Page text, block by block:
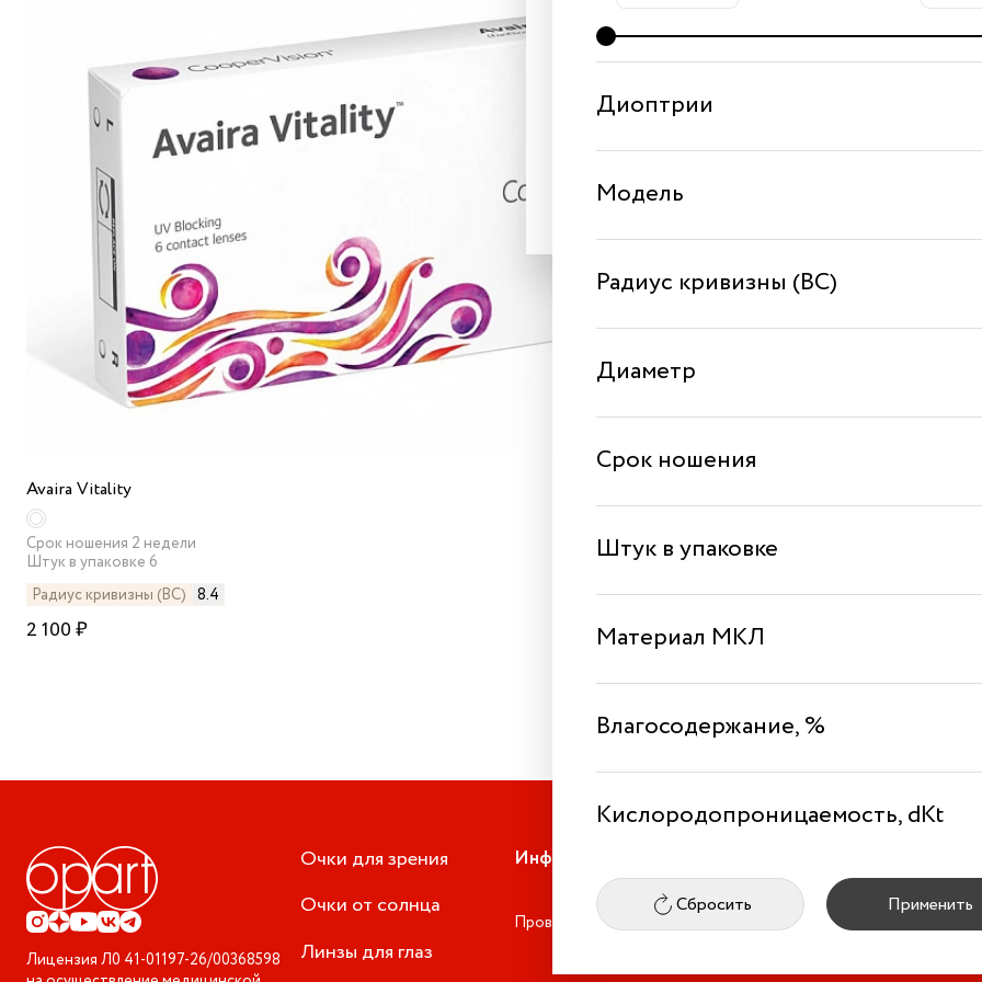
Создавая аккаунт, я принимаю условияпубличного
Диоптрии
Модель
Радиус кривизны (BC)
Диаметр
Срок ношения
Штук в упаковке
Материал МКЛ
Влагосодержание, %
Кислородопроницаемость, dKt
Сбросить Применить
Avaira Vitality
Срок ношения 2 недели
Штук в упаковке 6
Радиус кривизны (BC) 8.4
2 100 ₽
Avaira Vitality Toric
Штук в упаковке 6
Ось (Ax) 10
Лицензия Л0 41-01197-26/00368598
Очки для зрения
Очки от солнца
Линзы для глаз
Информация
Проверка зрения
Оплата и доставка